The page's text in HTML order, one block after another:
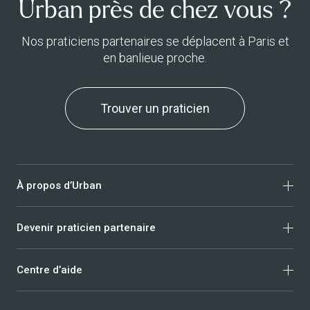
Urban près de chez vous ?
Nos praticiens partenaires se déplacent à Paris et
en banlieue proche.
Trouver un praticien
À propos d’Urban
Qui sommes-nous ?
Nous rejoindre
Devenir praticien partenaire
Massage
Centre d’aide